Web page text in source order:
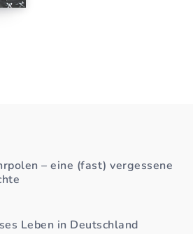
– eine (fast) vergessene
Leben in Deutschland